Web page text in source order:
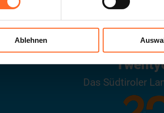
Ablehnen
Das Südtiroler